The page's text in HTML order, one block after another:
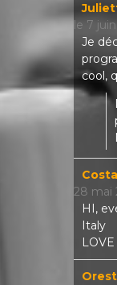
le 7
Je
cool,
28 mai
HI,
Italy